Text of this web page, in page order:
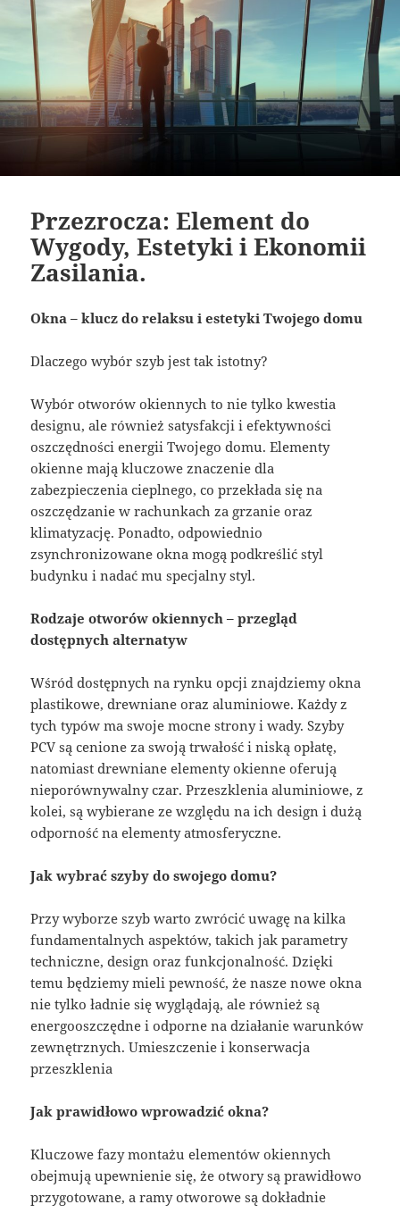
Przezrocza: Element do
Wygody, Estetyki i Ekonomii
Zasilania.
Okna – klucz do relaksu i estetyki Twojego domu
Dlaczego wybór szyb jest tak istotny?
Wybór otworów okiennych to nie tylko kwestia
designu, ale również satysfakcji i efektywności
oszczędności energii Twojego domu. Elementy
okienne mają kluczowe znaczenie dla
zabezpieczenia cieplnego, co przekłada się na
oszczędzanie w rachunkach za grzanie oraz
klimatyzację. Ponadto, odpowiednio
zsynchronizowane okna mogą podkreślić styl
budynku i nadać mu specjalny styl.
Rodzaje otworów okiennych – przegląd
dostępnych alternatyw
Wśród dostępnych na rynku opcji znajdziemy okna
plastikowe, drewniane oraz aluminiowe. Każdy z
tych typów ma swoje mocne strony i wady. Szyby
PCV są cenione za swoją trwałość i niską opłatę,
natomiast drewniane elementy okienne oferują
nieporównywalny czar. Przeszklenia aluminiowe, z
kolei, są wybierane ze względu na ich design i dużą
odporność na elementy atmosferyczne.
Jak wybrać szyby do swojego domu?
Przy wyborze szyb warto zwrócić uwagę na kilka
fundamentalnych aspektów, takich jak parametry
techniczne, design oraz funkcjonalność. Dzięki
temu będziemy mieli pewność, że nasze nowe okna
nie tylko ładnie się wyglądają, ale również są
energooszczędne i odporne na działanie warunków
zewnętrznych. Umieszczenie i konserwacja
przeszklenia
Jak prawidłowo wprowadzić okna?
Kluczowe fazy montażu elementów okiennych
obejmują upewnienie się, że otwory są prawidłowo
przygotowane, a ramy otworowe są dokładnie